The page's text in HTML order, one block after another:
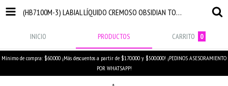
(HB7100M-3) LABIAL LÍQUIDO CREMOSO OBSIDIAN TONO 0CL03 - RUBY ROSE
INICIO PRODUCTOS CARRITO 0
Mínimo de compra: $60.000 ¡Más descuentos a partir de $170.000 y $500.000! ¡PEDINOS ASESORAMIENTO
POR WHATSAPP!